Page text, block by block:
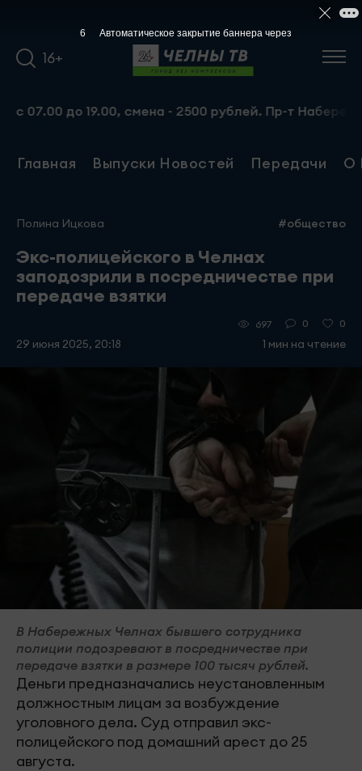
16+
до 19.00, смена - 2500 рублей. Пр-т
Главная Выпуски Новостей Передачи О
Полина Ицкова #общество
Экс-полицейского в Челнах
заподозрили в посредничестве при
передаче взятки
29 июня 2025, 20:18
697 0 0
1 мин на чтение
В Набережных Челнах бывшего сотрудника
полиции подозревают в посредничестве при
передаче взятки в размере 100 тысяч рублей.
Деньги предназначались неустановленным
должностным лицам за возбуждение
уголовного дела. Суд отправил экс-
полицейского под домашний арест до 25
августа.
5 Автоматическое закрытие баннера через